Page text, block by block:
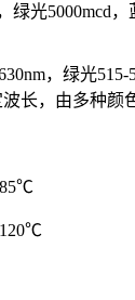
绿光5000mcd
，绿光515-
长，由多种颜